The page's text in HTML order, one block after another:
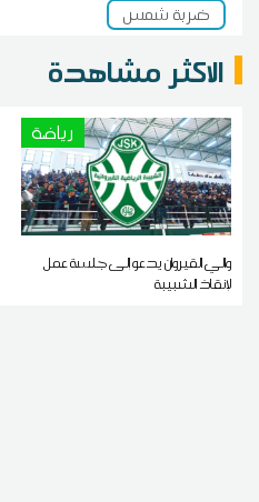
ضربة شمس
الاكثر مشاهدة
رياضة
والي القيروان يدعو إلى جلسة عمل
لإنقاذ الشبيبة